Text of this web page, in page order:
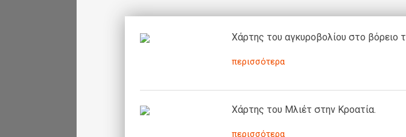
Χάρτης του αγκυροβολίου στο βόρειο
περισσότερα
Χάρτης του Μλιέτ στην Κροατία.
περισσότερα